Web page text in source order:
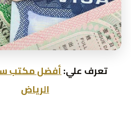
تعرف علي:أفضل مكتب
الرياض